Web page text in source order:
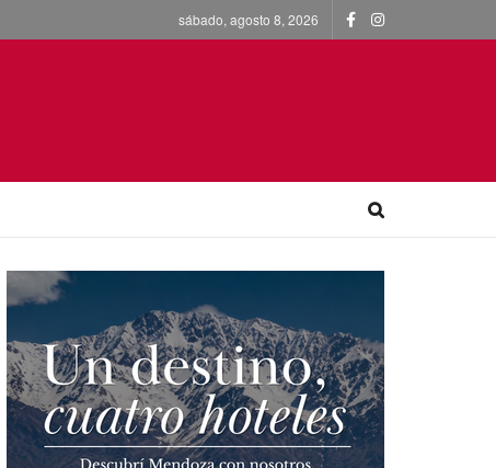
sábado, agosto 8, 2026